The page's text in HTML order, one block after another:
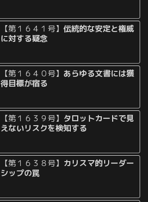
【第１６４１号】伝統的な安定と権威
に対する疑念
【第１６４０号】 あらゆる文書には獲
得目標が宿る
【第１６３９号】 タロットカードで見
えないリスクを検知する
【第１６３８号】 カリスマ的リーダー
シップの罠